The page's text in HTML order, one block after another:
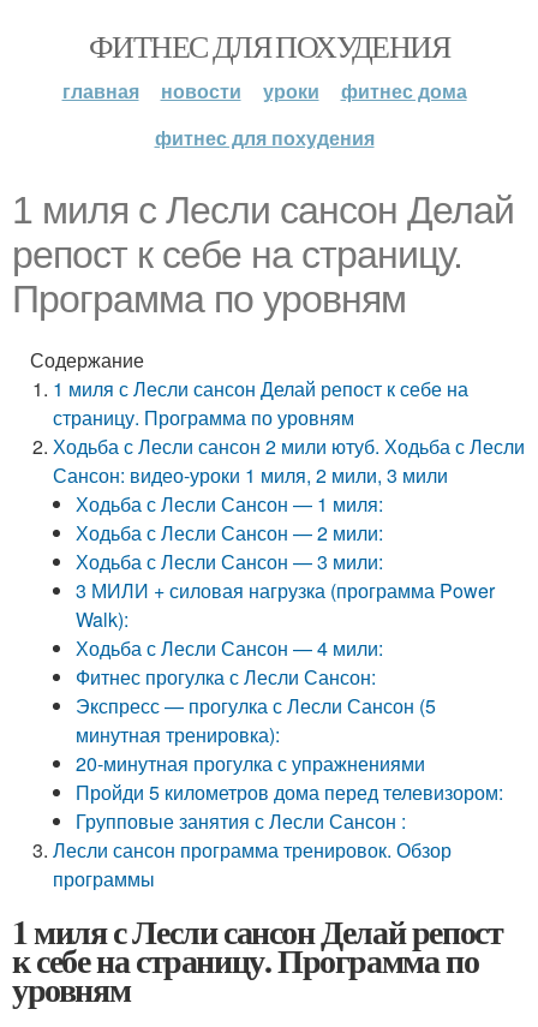
ФИТНЕС ДЛЯ ПОХУДЕНИЯ
главная новости уроки
фитнес дома
фитнес для похудения
1 миля с Лесли сансон Делай
репост к себе на страницу.
Программа по уровням
Содержание
1 миля с Лесли сансон Делай репост к себе на
страницу. Программа по уровням
Ходьба с Лесли сансон 2 мили ютуб. Ходьба с Лесли
Сансон: видео-уроки 1 миля, 2 мили, 3 мили
Ходьба с Лесли Сансон — 1 миля:
Ходьба с Лесли Сансон — 2 мили:
Ходьба с Лесли Сансон — 3 мили:
3 МИЛИ + силовая нагрузка (программа Power
Walk):
Ходьба с Лесли Сансон — 4 мили:
Фитнес прогулка с Лесли Сансон:
Экспресс — прогулка с Лесли Сансон (5
минутная тренировка):
20-минутная прогулка с упражнениями
Пройди 5 километров дома перед телевизором:
Групповые занятия с Лесли Сансон :
Лесли сансон программа тренировок. Обзор
программы
1 миля с Лесли сансон Делай репост
к себе на страницу. Программа по
уровням